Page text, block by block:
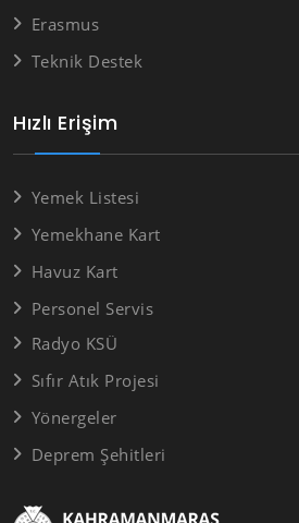
Hızlı Erişim
Yemek Listesi
Yemekhane Kart
Havuz Kart
Personel Servis
Radyo KSÜ
Sıfır Atık Projesi
Yönergeler
Deprem Şehitleri
Erasmus
Teknik Destek